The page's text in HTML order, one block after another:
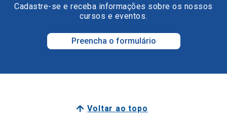
Cadastre-se e receba informações sobre os nossos
cursos e eventos.
Preencha o formulário
Voltar ao topo